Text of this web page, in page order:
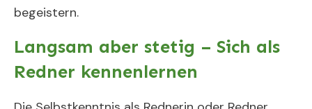
begeistern.
Langsam aber stetig – Sich als
Redner kennenlernen